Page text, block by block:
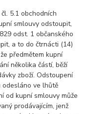
5.1 obchodních
smlouvy odstoupit,
odst. 1 občanského
a to do čtrnácti (14)
předmětem kupní
několika částí, běží
zboží. Odstoupení
odesláno ve lhůtě
od kupní smlouvy může
prodávajícím, jenž